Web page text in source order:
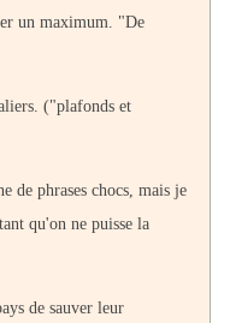
un maximum. "De
("plafonds et
de phrases chocs, mais je
qu'on ne puisse la
de sauver leur